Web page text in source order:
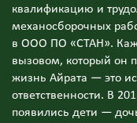
квалификацию и
механосборочных
в ООО ПО «СТАН».
вызовом, который он
жизнь Айрата — это
ответственности. В
появились дети —